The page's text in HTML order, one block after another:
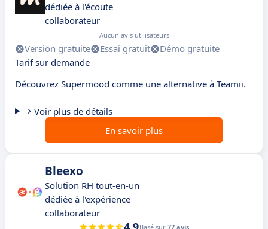
dédiée à l'écoute
collaborateur
Aucun avis utilisateurs
Version gratuite Essai gratuit
Démo gratuite
Tarif sur demande
Découvrez Supermood comme une alternative à Teamii.
Voir plus de détails
En savoir plus
Bleexo
Solution RH tout-en-un
dédiée à l'expérience
collaborateur
Basé sur 77 avis